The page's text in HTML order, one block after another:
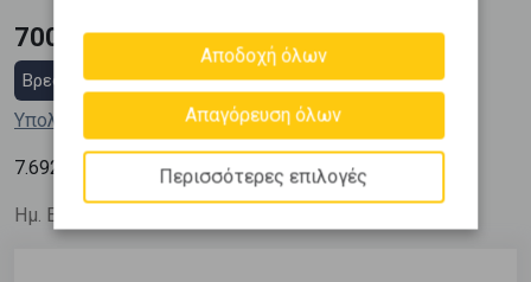
700.000 €
Βρες στεγαστικό δάνειο
Υπολόγισε τη δόση μου
7.692
Ημ. Ενημέρωσης: 03/06/26
Αποδοχή όλων
Απαγόρευση όλων
Περισσότερες επιλογές